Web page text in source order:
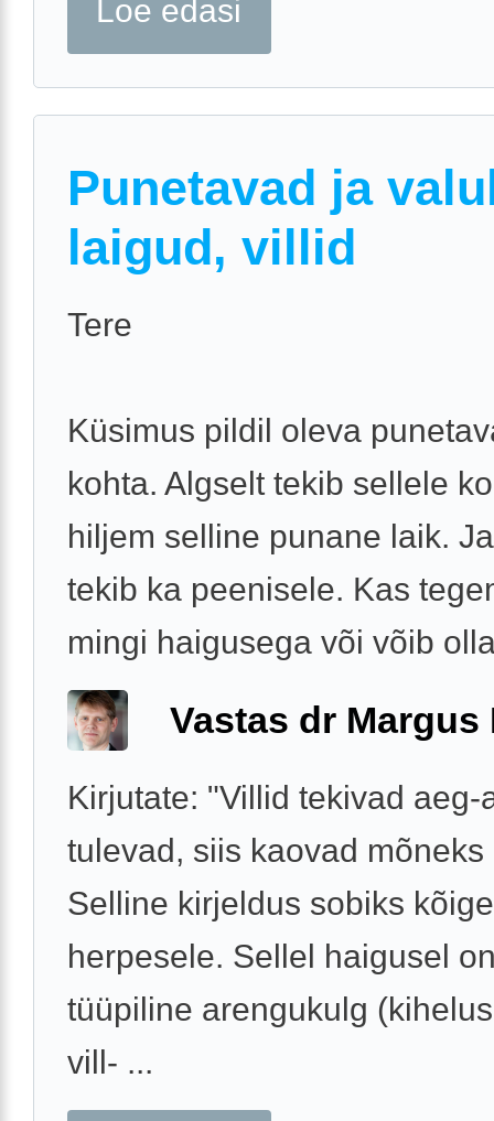
Loe edasi
Punetavad ja
laigud, villid
Tere
Küsimus pildil oleva
kohta. Algselt tekib sellele
hiljem selline punane laik.
tekib ka peenisele. Kas
mingi haigusega või võib
Vastas dr Margus
Kirjutate: "Villid tekivad aeg-
tulevad, siis kaovad mõneks
Selline kirjeldus sobiks
herpesele. Sellel haigusel
tüüpiline arengukulg
vill- ...